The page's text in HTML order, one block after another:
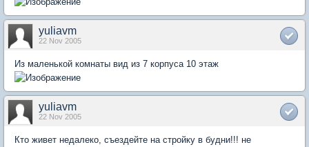
yuliavm
22 Nov 2005
Из маленькой комнаты вид из 7 корпуса 10 этаж
yuliavm
22 Nov 2005
Кто живет недалеко, съездейте на стройку в будни!!! не